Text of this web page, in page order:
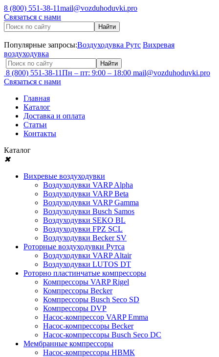
8 (800) 551-38-11mail@vozduhoduvki.pro
Связаться с нами
Популярные запросы:Воздуходувка Рутс Вихревая
воздуходувка
8 (800) 551-38-11Пн – пт: 9:00 – 18:00 mail@vozduhoduvki.pro
Связаться с нами
Главная
Каталог
Доставка и оплата
Статьи
Контакты
Каталог
✖
Вихревые воздуходувки
Воздуходувки VARP Alpha
Воздуходувки VARP Beta
Воздуходувки VARP Gamma
Воздуходувки Busch Samos
Воздуходувки SEKO BL
Воздуходувки FPZ SCL
Воздуходувки Becker SV
Роторные воздуходувки Рутса
Воздуходувки VARP Altair
Воздуходувки LUTOS DT
Роторно пластинчатые компрессоры
Компрессоры VARP Rigel
Компрессоры Becker
Компрессоры Busch Seco SD
Компрессоры DVP
Насос-компрессор VARP Emma
Насос-компрессоры Becker
Насос-компрессоры Busch Seco DC
Мембранные компрессоры
Насос-компрессоры НВМК